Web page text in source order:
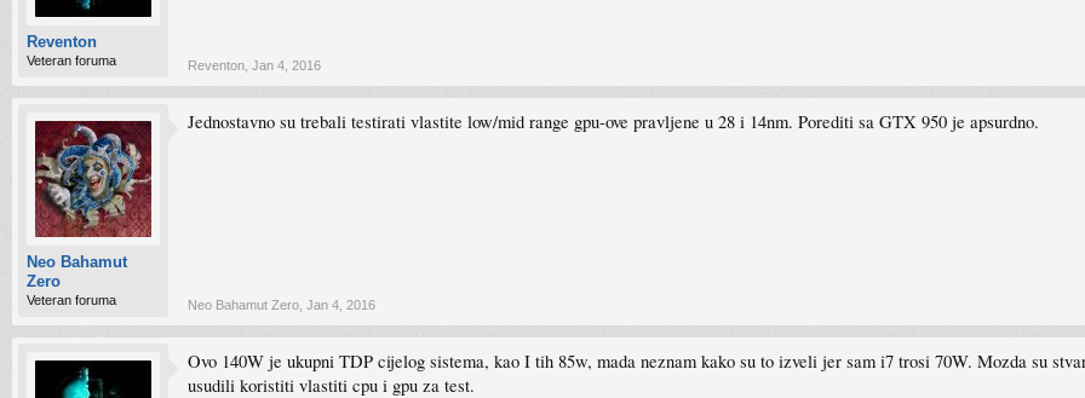
Reventon
Veteran foruma Reventon Jan 4, 2016
Neo Bahamut
Zero
Veteran foruma
Jednostavno su trebali testirati vlastite low/mid range gpu-ove pravljene u 28 i 14nm. Porediti sa GTX 950 je apsurdno.
Neo Bahamut Zero Jan 4, 2016
Ovo 140W je ukupni TDP cijelog sistema, kao I tih 85w, mada neznam kako su to izveli jer sam i7 trosi 70W. Mozda su
usudili koristiti vlastiti cpu i gpu za test.